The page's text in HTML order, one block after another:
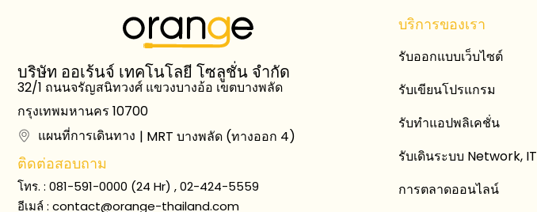
บริษัท ออเร้นจ์ เทคโนโลยี โซลูชั่น จำกัด
32/1 ถนนจรัญสนิทวงศ์ แขวงบางอ้อ เขตบางพลัด
กรุงเทพมหานคร 10700
แผนที่การเดินทาง | MRT บางพลัด (ทางออก 4)
ติดต่อสอบถาม
โทร. : 081-591-0000 (24 Hr) , 02-424-5559
อีเมล์ : contact@orange-thailand.com
บริการของเรา
รับออกแบบเว็บไซต์
รับเขียนโปรแกรม
รับทำแอปพลิเคชั่น
รับเดินระบบ Network, IT
การตลาดออนไลน์